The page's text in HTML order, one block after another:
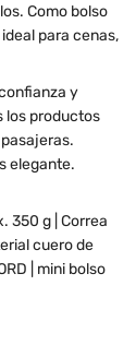
Como bolso
para cenas,
y
los productos
elegante.
350 g | Correa
cuero de
| mini bolso